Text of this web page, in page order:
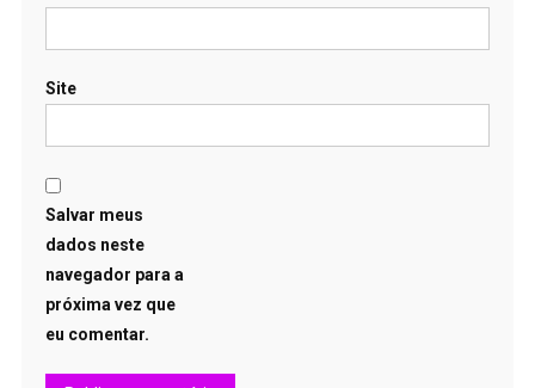
Site
Salvar meus
dados neste
navegador para a
próxima vez que
eu comentar.